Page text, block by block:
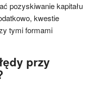
pozyskiwanie kapitału
kwestie
tymi formami
przy